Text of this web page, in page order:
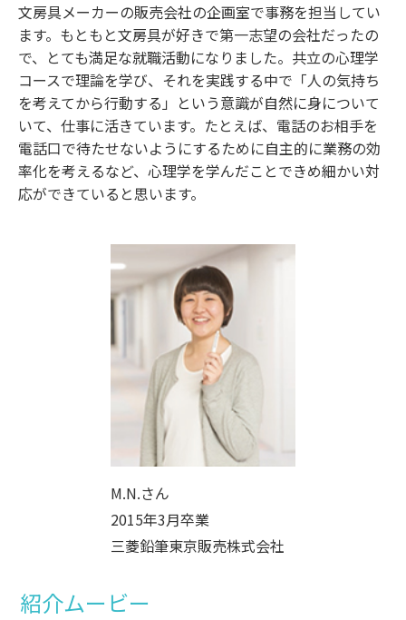
文房具メーカーの販売会社の企画室で事務を担当してい
ます。もともと文房具が好きで第一志望の会社だったの
で、とても満足な就職活動になりました。共立の心理学
コースで理論を学び、それを実践する中で「人の気持ち
を考えてから行動する」という意識が自然に身について
いて、仕事に活きています。たとえば、電話のお相手を
電話口で待たせないようにするために自主的に業務の効
率化を考えるなど、心理学を学んだことできめ細かい対
応ができていると思います。
M.N.さん
2015年3月卒業
三菱鉛筆東京販売株式会社
紹介ムービー